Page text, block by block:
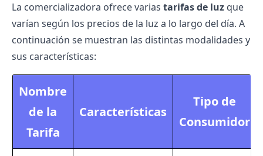
La comercializadora ofrece varias tarifas de luz que
varían según los precios de la luz a lo largo del día. A
continuación se muestran las distintas modalidades y
sus características:
Nombre
de la
Tarifa
Características
Tipo de
Consumidor